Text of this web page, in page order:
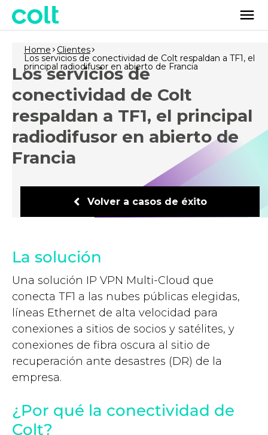
Home Clientes
Los servicios de conectividad de Colt respaldan a TF1, el
principal radiodifusor en abierto de Francia
Los servicios de
conectividad de Colt
respaldan a TF1, el principal
radiodifusor en abierto de
Francia
Volver a casos de éxito
La solución
Una solución IP VPN Multi-Cloud que
conecta TF1 a las nubes públicas elegidas,
líneas Ethernet de alta velocidad para
conexiones a sitios de socios y satélites, y
conexiones de fibra oscura al sitio de
recuperación ante desastres (DR) de la
empresa.
¿Por qué la conectividad de
Colt?